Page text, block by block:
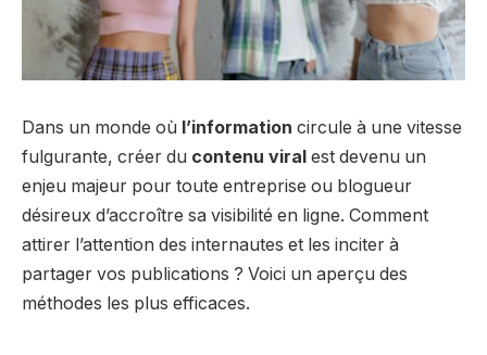
Dans un monde où l’information circule à une vitesse
fulgurante, créer du contenu viral est devenu un
enjeu majeur pour toute entreprise ou blogueur
désireux d’accroître sa visibilité en ligne. Comment
attirer l’attention des internautes et les inciter à
partager vos publications ? Voici un aperçu des
méthodes les plus efficaces.